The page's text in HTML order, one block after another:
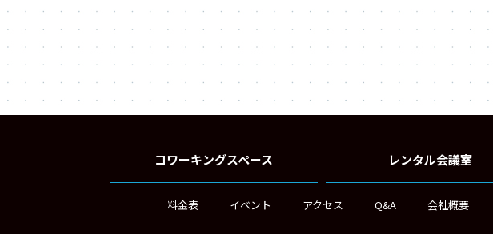
コワーキングスペース レンタル会議室
料金表 イベント アクセス Q&A 会社概要